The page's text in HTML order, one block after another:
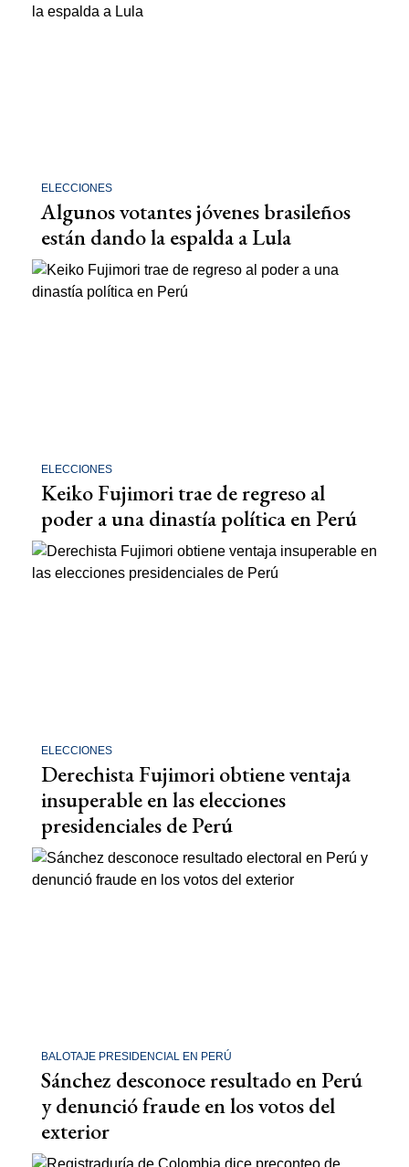
ELECCIONES
Algunos votantes jóvenes brasileños
están dando la espalda a Lula
ELECCIONES
Keiko Fujimori trae de regreso al
poder a una dinastía política en Perú
ELECCIONES
Derechista Fujimori obtiene ventaja
insuperable en las elecciones
presidenciales de Perú
BALOTAJE PRESIDENCIAL EN PERÚ
Sánchez desconoce resultado en Perú
y denunció fraude en los votos del
exterior